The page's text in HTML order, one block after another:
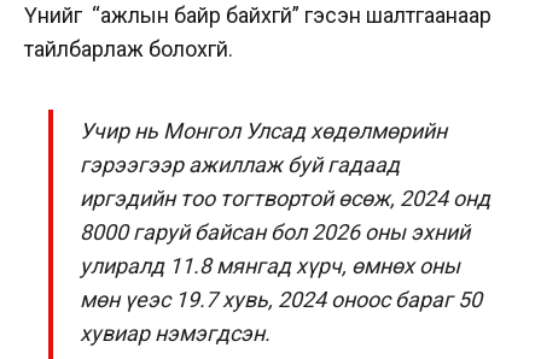
Үүнийг “ажлын байр байхгүй” гэсэн шалтгаанаар
тайлбарлаж болохгүй.
Учир нь Монгол Улсад хөдөлмөрийн
гэрээгээр ажиллаж буй гадаад
иргэдийн тоо тогтвортой өсөж, 2024 онд
8000 гаруй байсан бол 2026 оны эхний
улиралд 11.8 мянгад хүрч, өмнөх оны
мөн үеэс 19.7 хувь, 2024 оноос бараг 50
хувиар нэмэгдсэн.